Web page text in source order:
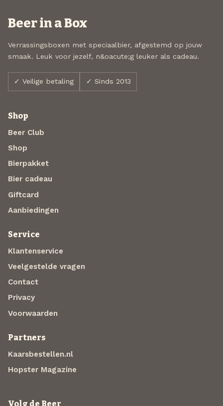
Beer in a Box
Verrassingsboxen met speciaalbier, afgestemd op jouw
smaak. Leuk voor jezelf, n&oacute;g leuker als cadeau.
✓ Veilige betaling ✓ Sinds 2013
Shop
Beer Club
Shop
Bierpakket
Bier cadeau
Giftcard
Aanbiedingen
Service
Klantenservice
Veelgestelde vragen
Contact
Privacy
Voorwaarden
Partners
Kaarsbestellen.nl
Hopster Magazine
Volg de Beer